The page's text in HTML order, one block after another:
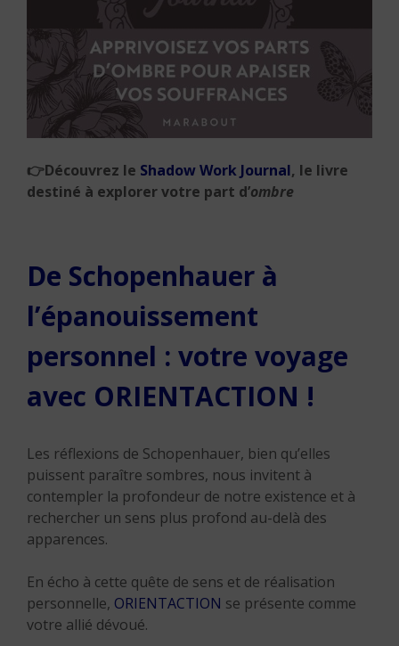
👉Découvrez le Shadow Work Journal, le livre
destiné à explorer votre part d’ombre
De Schopenhauer à
l’épanouissement
personnel : votre voyage
avec ORIENTACTION !
Les réflexions de Schopenhauer, bien qu’elles
puissent paraître sombres, nous invitent à
contempler la profondeur de notre existence et à
rechercher un sens plus profond au-delà des
apparences.
En écho à cette quête de sens et de réalisation
personnelle, ORIENTACTION se présente comme
votre allié dévoué.